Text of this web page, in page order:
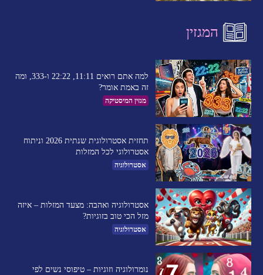
המגזין
למה אתם רואים 11:11, 22:22 ו-333, ומה
זה באמת אומר?
מגזין המיסטיקה
תחזית אסטרולוגית שנתית 2026 וניתוח
אסטרולוגי לכל המזלות
אסטרולוגיה
אסטרולוגיה ואהבה: מצעד המזלות – איזה
מזל הכי טוב בזוגיות?
אסטרולוגיה
נומרולוגיה וזוגיות – טיפוסי נשים לפי